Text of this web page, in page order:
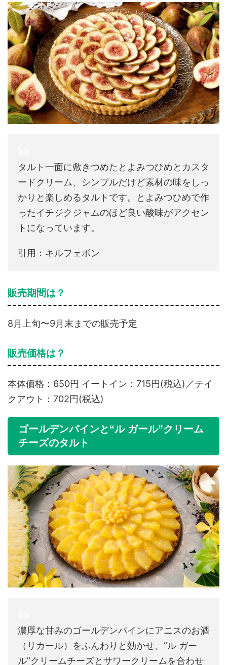
タルト一面に敷きつめたとよみつひめとカスタ
ードクリーム、シンプルだけど素材の味をしっ
かりと楽しめるタルトです。とよみつひめで作
ったイチジクジャムのほど良い酸味がアクセン
トになっています。
引用：キルフェボン
販売期間は？
8月上旬〜9月末までの販売予定
販売価格は？
本体価格：650円 イートイン：715円(税込)／テイ
クアウト：702円(税込)
ゴールデンパインと“ル ガール”クリーム
チーズのタルト
濃厚な甘みのゴールデンパインにアニスのお酒
（リカール）をふんわりと効かせ、“ル ガー
ル”クリームチーズとサワークリームを合わせ